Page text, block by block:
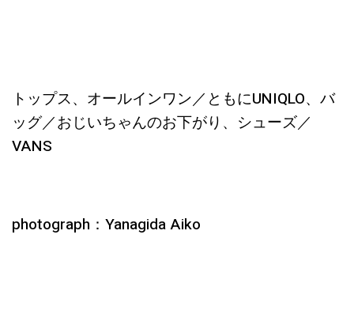
トップス、オールインワン／ともにUNIQLO、バ
ッグ／おじいちゃんのお下がり、シューズ／
VANS
photograph：Yanagida Aiko